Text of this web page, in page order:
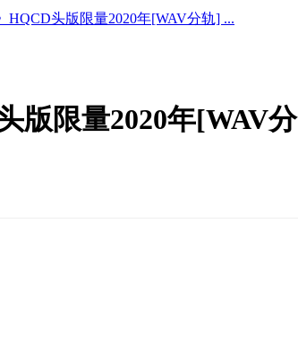
HQCD头版限量2020年[WAV分轨] ...
版限量2020年[WAV分